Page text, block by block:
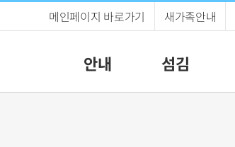
메인페이지 바로가기 새가족안내
안내 섬김